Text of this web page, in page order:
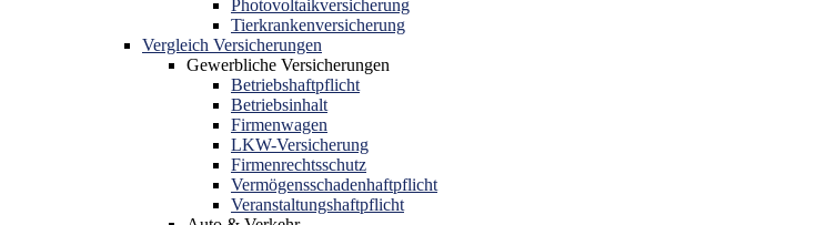
Photovoltaikversicherung
Tierkrankenversicherung
Vergleich Versicherungen
Gewerbliche Versicherungen
Betriebshaftpflicht
Betriebsinhalt
Firmenwagen
LKW-Versicherung
Firmenrechtsschutz
Vermögensschadenhaftpflicht
Veranstaltungshaftpflicht